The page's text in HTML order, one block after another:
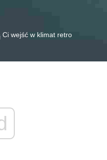
wejść w klimat retro